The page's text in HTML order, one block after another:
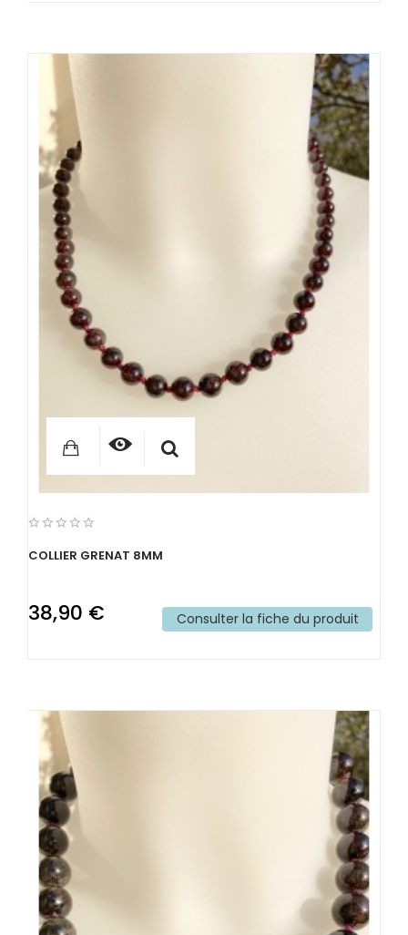
COLLIER GRENAT 8MM
38,90 € Consulter la fiche du produit